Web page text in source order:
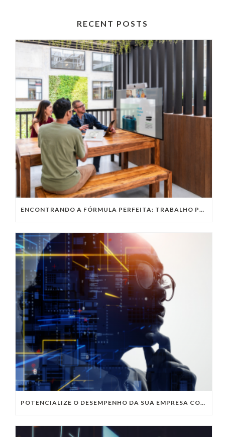
RECENT POSTS
ENCONTRANDO A FÓRMULA PERFEITA: TRABALHO PRESENCIAL, HOME OFFICE OU TRABALHO HÍBRIDO?
POTENCIALIZE O DESEMPENHO DA SUA EMPRESA COM OS SERVIÇOS DE TI DA VIVO VITA